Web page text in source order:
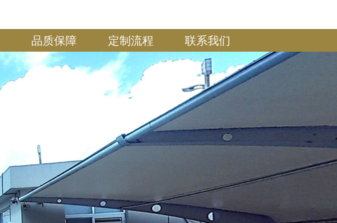
品质保障 定制流程 联系我们